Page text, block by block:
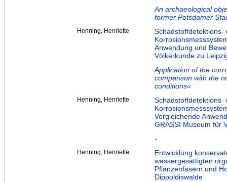
An archaeological
former Potsdamer
Henning, Henriette
Schadstoffdetektions-
Anwendung und
Völkerkunde zu
Application of the
comparison with the
conditions«
Henning, Henriette
Schadstoffdetektions-
Vergleichende
GRASSI Museum für
-
Henning, Henriette
Entwicklung
wassergesättigten
Pflanzenfasern und
Dippoldiswalde